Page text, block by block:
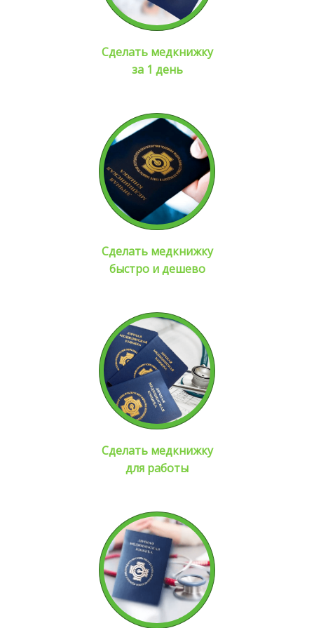
Сделать медкнижку
за 1 день
Сделать медкнижку
быстро и дешево
Сделать медкнижку
для работы